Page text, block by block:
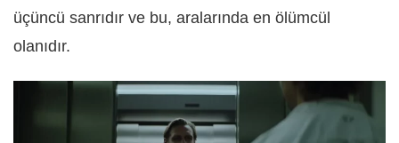
üçüncü sanrıdır ve bu, aralarında en ölümcül
olanıdır.